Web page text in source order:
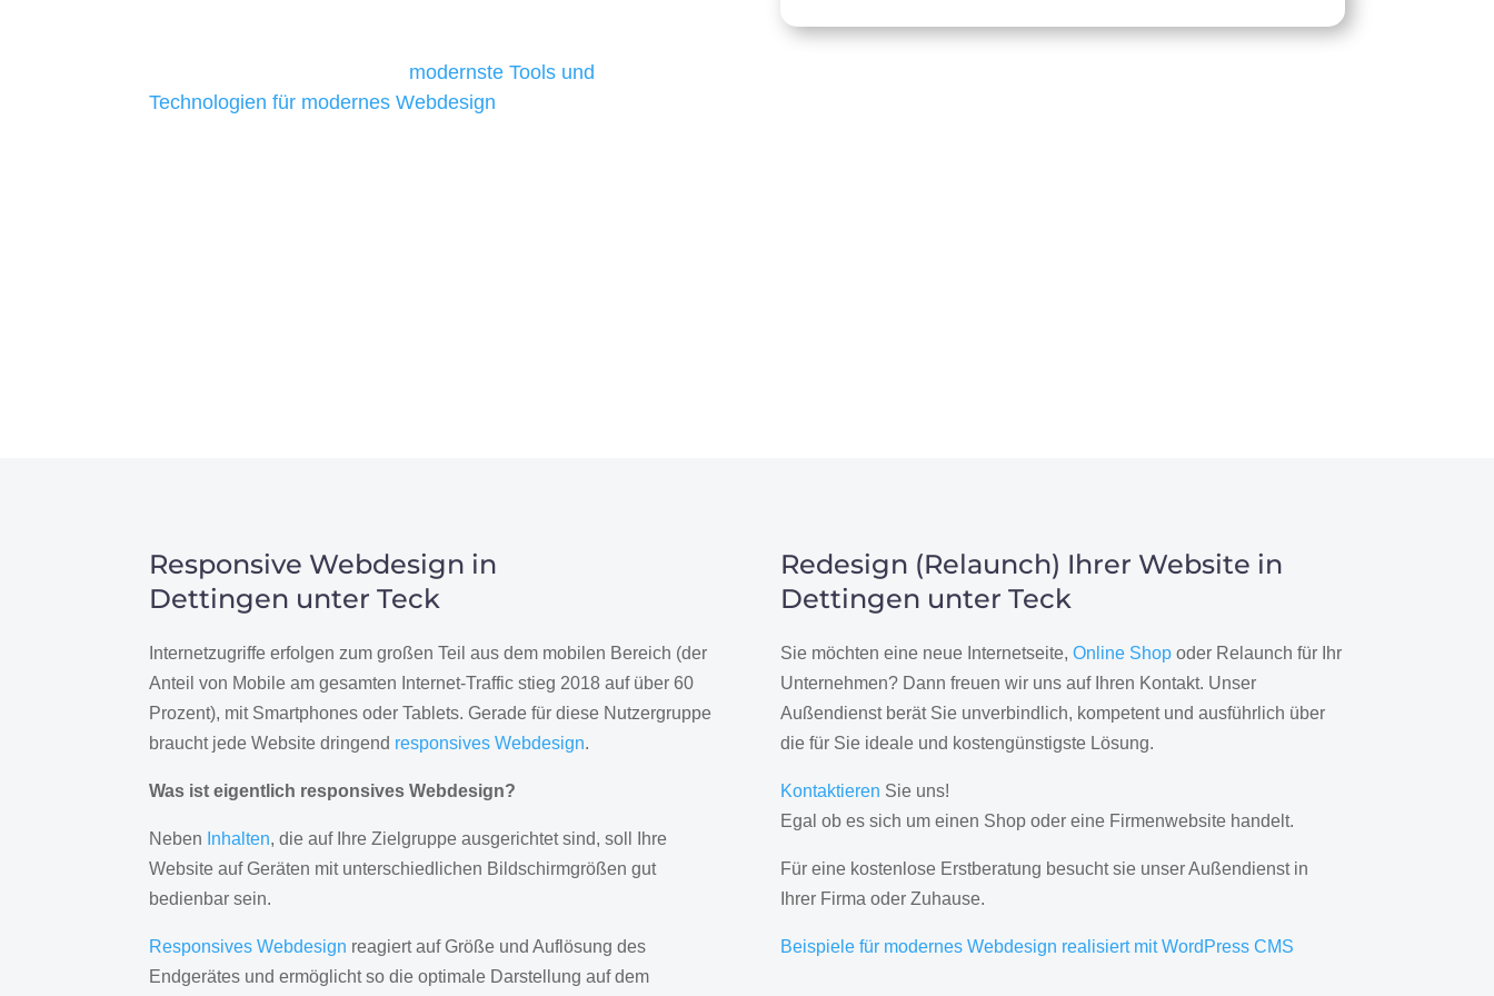
modernste Tools und
Technologien für modernes Webdesign
Responsive Webdesign in
Dettingen unter Teck
Internetzugriffe erfolgen zum großen Teil aus dem mobilen Bereich (der
Anteil von Mobile am gesamten Internet-Traffic stieg 2018 auf über 60
Prozent), mit Smartphones oder Tablets. Gerade für diese Nutzergruppe
braucht jede Website dringend responsives Webdesign.
Was ist eigentlich responsives Webdesign?
Neben Inhalten, die auf Ihre Zielgruppe ausgerichtet sind, soll Ihre
Website auf Geräten mit unterschiedlichen Bildschirmgrößen gut
bedienbar sein.
Responsives Webdesign reagiert auf Größe und Auflösung des
Endgerätes und ermöglicht so die optimale Darstellung auf dem
Redesign (Relaunch) Ihrer Website in
Dettingen unter Teck
Sie möchten eine neue Internetseite, Online Shopoder Relaunch für Ihr
Unternehmen? Dann freuen wir uns auf Ihren Kontakt. Unser
Außendienst berät Sie unverbindlich, kompetent und ausführlich über
die für Sie ideale und kostengünstigste Lösung.
Kontaktieren Sie uns!
Egal ob es sich um einen Shop oder eine Firmenwebsite handelt.
Für eine kostenlose Erstberatung besucht sie unser Außendienst in
Ihrer Firma oder Zuhause.
Beispiele für modernes Webdesign realisiert mit WordPress CMS